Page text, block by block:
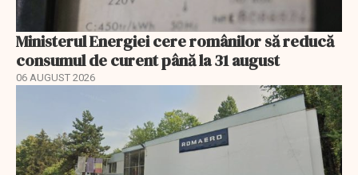
Ministerul Energiei cere românilor să reducă
consumul de curent până la 31 august
06 AUGUST 2026